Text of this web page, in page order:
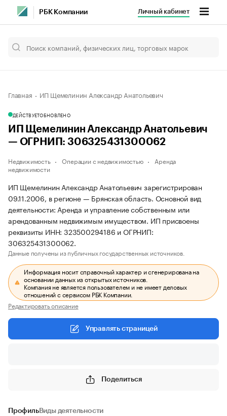
РБК Компании Личный кабинет
Главная ИП Щемелинин Александр Анатольевич
ДЕЙСТВУЕТОБНОВЛЕНО
ИП Щемелинин Александр Анатольевич
— ОГРНИП: 306325431300062
Недвижимость Операции с недвижимостью
Аренда
недвижимости
ИП Щемелинин Александр Анатольевич зарегистрирован
09.11.2006, в регионе — Брянская область. Основной вид
деятельности: Аренда и управление собственным или
арендованным недвижимым имуществом. ИП присвоены
реквизиты ИНН: 323500294186 и ОГРНИП:
306325431300062.
Данные получены из публичных государственных источников.
Информация носит справочный характер и сгенерирована на
основании данных из открытых источников.
Компания не является пользователем и не имеет деловых
отношений с сервисом РБК Компании.
Редактировать описание
Управлять страницей
Поделиться
ПрофильВиды деятельности